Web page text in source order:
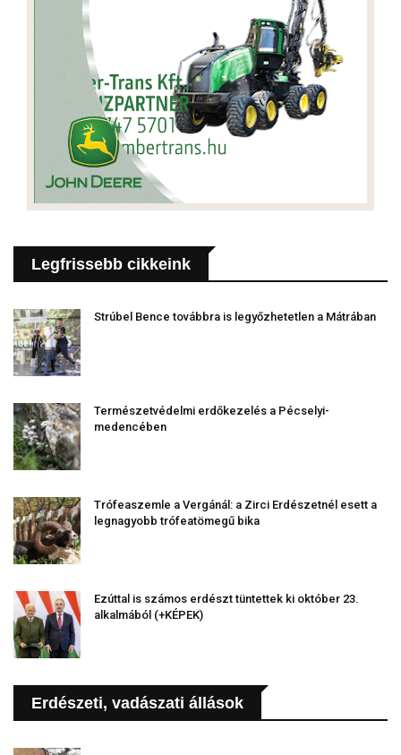
Legfrissebb cikkeink
Strúbel Bence továbbra is legyőzhetetlen a Mátrában
Természetvédelmi erdőkezelés a Pécselyi-
medencében
Trófeaszemle a Vergánál: a Zirci Erdészetnél esett a
legnagyobb trófeatömegű bika
Ezúttal is számos erdészt tüntettek ki október 23.
alkalmából (+KÉPEK)
Erdészeti, vadászati állások